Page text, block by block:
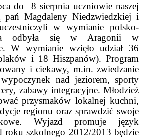
do
8 sierpnia uczniowie naszej
pań Magdaleny Niedzwiedzkiej i
w wymianie polsko-
odbyła się w Aragonii w
W wymianie wzięło udział 36
i 18 Hiszpanów). Program
i ciekawy, m.in. zwiedzanie
nad jeziorem, sporty
zabawy integracyjne. Młodzież
przysmaków lokalnej kuchni,
regionu oraz sprawdzić swoje
Wyjazd promuje język
roku szkolnego 2012/2013 będzie